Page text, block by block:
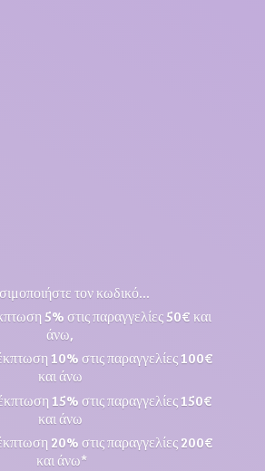
τον κωδικό...
5% στις παραγγελίες 50€ και
άνω,
10% στις παραγγελίες 100€
και άνω
15% στις παραγγελίες 150€
και άνω
20% στις παραγγελίες 200€
και άνω*